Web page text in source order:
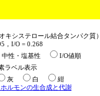
キシステロール結合タンパク質
，I/O = 0.268
中性・塩基性
I/O値順
ラベル表示
灰 白
紺
ルモンの生合成と代謝